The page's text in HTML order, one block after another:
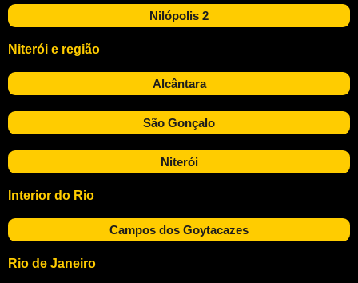
Nilópolis 2
Niterói e região
Alcântara
São Gonçalo
Niterói
Interior do Rio
Campos dos Goytacazes
Rio de Janeiro